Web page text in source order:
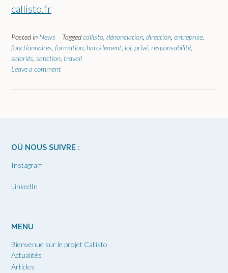
callisto.fr
Posted in News Taggedcallisto dénonciation direction entreprise
fonctionnaires formation harcèlement loi privé responsabilité
salariés sanction travail
Leave a comment
OÙ NOUS SUIVRE :
Instagram
LinkedIn
MENU
Bienvenue sur le projet Callisto
Actualités
Articles